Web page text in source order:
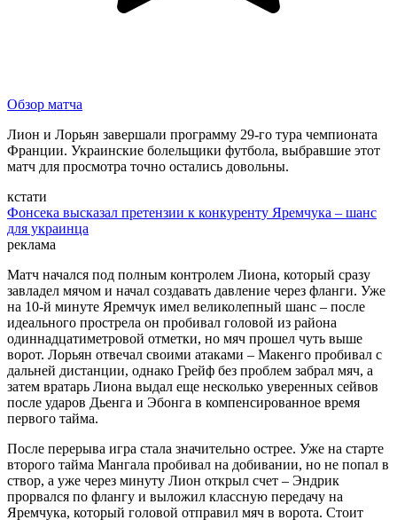
Обзор матча
Лион и Лорьян завершали программу 29-го тура чемпионата
Франции. Украинские болельщики футбола, выбравшие этот
матч для просмотра точно остались довольны.
кстати
Фонсека высказал претензии к конкуренту Яремчука – шанс
для украинца
реклама
Матч начался под полным контролем Лиона, который сразу
завладел мячом и начал создавать давление через фланги. Уже
на 10-й минуте Яремчук имел великолепный шанс – после
идеального прострела он пробивал головой из района
одиннадцатиметровой отметки, но мяч прошел чуть выше
ворот. Лорьян отвечал своими атаками – Макенго пробивал с
дальней дистанции, однако Грейф без проблем забрал мяч, а
затем вратарь Лиона выдал еще несколько уверенных сейвов
после ударов Дьенга и Эбонга в компенсированное время
первого тайма.
После перерыва игра стала значительно острее. Уже на старте
второго тайма Мангала пробивал на добивании, но не попал в
створ, а уже через минуту Лион открыл счет – Эндрик
прорвался по флангу и выложил классную передачу на
Яремчука, который головой отправил мяч в ворота. Стоит